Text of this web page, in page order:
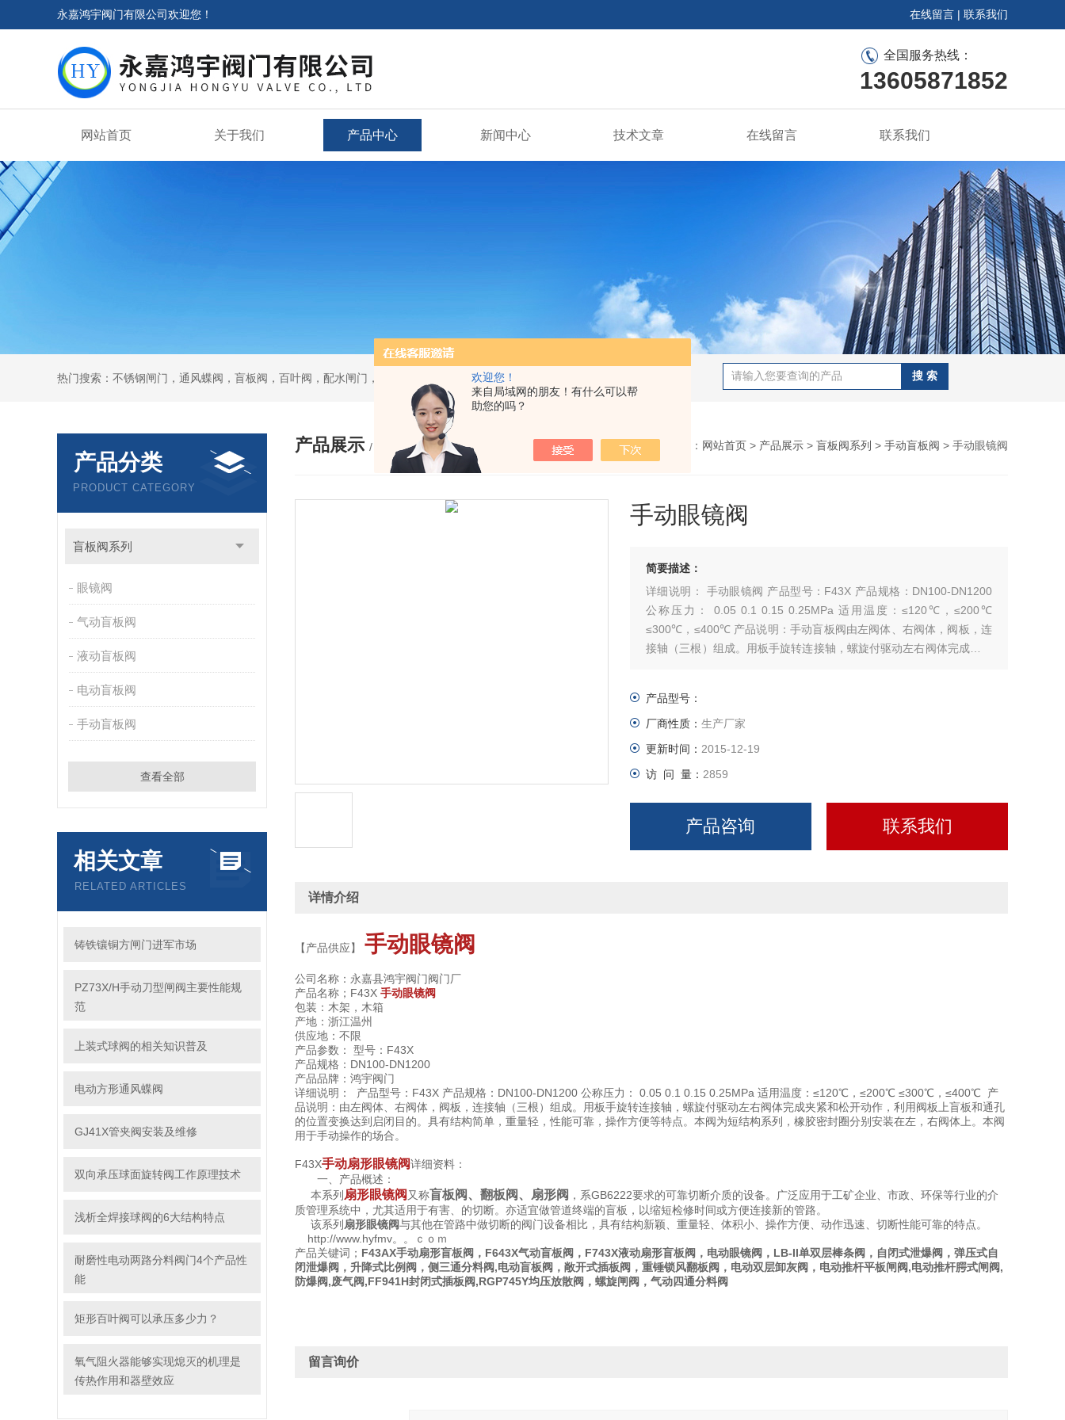
欢迎您！
来自局域网的朋友！有什么可以帮
助您的吗？
永嘉鸿宇阀门有限公司欢迎您！ 在线留言 | 联系我们
全国服务热线：
13605871852
网站首页 关于我们 产品中心 新闻中心 技术文章 在线留言 联系我们
热门搜索：不锈钢闸门，通风蝶阀，盲板阀，百叶阀，配水闸门，套筒排泥阀，渠道闸门，分料阀
产品分类
PRODUCT CATEGORY
盲板阀系列
眼镜阀
气动盲板阀
液动盲板阀
电动盲板阀
手动盲板阀
查看全部
相关文章
RELATED ARTICLES
铸铁镶铜方闸门进军市场
PZ73X/H手动刀型闸阀主要性能规
范
上装式球阀的相关知识普及
电动方形通风蝶阀
GJ41X管夹阀安装及维修
双向承压球面旋转阀工作原理技术
浅析全焊接球阀的6大结构特点
耐磨性电动两路分料阀门4个产品性
能
矩形百叶阀可以承压多少力？
氧气阻火器能够实现熄灭的机理是
传热作用和器壁效应
产品展示 / PRODUCTS 您的位置： 网站首页 > 产品展示 > 盲板阀系列 > 手动盲板阀 > 手动眼镜阀
手动眼镜阀
简要描述：
详细说明： 手动眼镜阀 产品型号：F43X 产品规格：DN100-DN1200
公称压力： 0.05 0.1 0.15 0.25MPa 适用温度：≤120℃，≤200℃
≤300℃，≤400℃ 产品说明：手动盲板阀由左阀体、右阀体，阀板，连
接轴（三根）组成。用板手旋转连接轴，螺旋付驱动左右阀体完成夹紧
产品型号：
厂商性质： 生产厂家
更新时间： 2015-12-19
访 问 量： 2859
产品咨询 联系我们
详情介绍
【产品供应】 手动眼镜阀
公司名称：永嘉县鸿宇阀门阀门厂
产品名称；F43X 手动眼镜阀
包装：木架，木箱
产地：浙江温州
供应地：不限
产品参数： 型号：F43X
产品规格：DN100-DN1200
产品品牌：鸿宇阀门
详细说明：
产品型号：F43X 产品规格：DN100-DN1200 公称压力： 0.05 0.1 0.15 0.25MPa 适用温度：≤120℃，≤200℃ ≤300℃，≤400℃ 产
品说明：由左阀体、右阀体，阀板，连接轴（三根）组成。用板手旋转连接轴，螺旋付驱动左右阀体完成夹紧和松开动作，利用阀板上盲板和通孔
的位置变换达到启闭目的。具有结构简单，重量轻，性能可靠，操作方便等特点。本阀为短结构系列，橡胶密封圈分别安装在左，右阀体上。本阀
用于手动操作的场合。
F43X手动扇形眼镜阀详细资料：
一、产品概述：
本系列 扇形眼镜阀 又称盲板阀、翻板阀、扇形阀 ，系GB6222要求的可靠切断介质的设备。广泛应用于工矿企业、市政、环保等行业的介
质管理系统中，尤其适用于有害、的切断。亦适宜做管道终端的盲板，以缩短检修时间或方便连接新的管路。
该系列 扇形眼镜阀与其他在管路中做切断的阀门设备相比，具有结构新颖、重量轻、体积小、操作方便、动作迅速、切断性能可靠的特点。
http://www.hyfmv。。ｃｏｍ
产品关键词； F43AX手动扇形盲板阀，F643X气动盲板阀，F743X液动扇形盲板阀，电动眼镜阀，LB-II单双层棒条阀，自闭式泄爆阀，弹压式自
闭泄爆阀，升降式比例阀，侧三通分料阀,电动盲板阀，敞开式插板阀，重锤锁风翻板阀，电动双层卸灰阀，电动推杆平板闸阀,电动推杆腭式闸阀,
防爆阀,废气阀,FF941H封闭式插板阀,RGP745Y均压放散阀，螺旋闸阀，气动四通分料阀
留言询价